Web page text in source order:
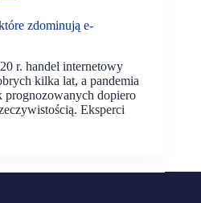
zdominują e-
r. handel internetowy
kilka lat, a pandemia
prognozowanych dopiero
Eksperci